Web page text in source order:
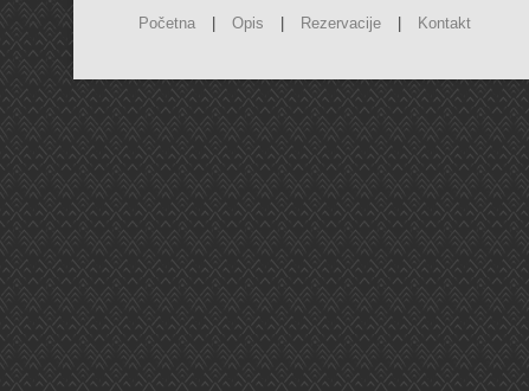
Početna Opis Rezervacije Kontakt